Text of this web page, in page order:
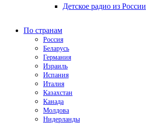
Детское радио из России
По странам
Россия
Беларусь
Германия
Израиль
Испания
Италия
Казахстан
Канада
Молдова
Нидерланды